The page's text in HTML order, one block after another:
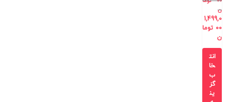
ن
1,499,0
00 توما
ن
انت
خا
ب
گز
ین